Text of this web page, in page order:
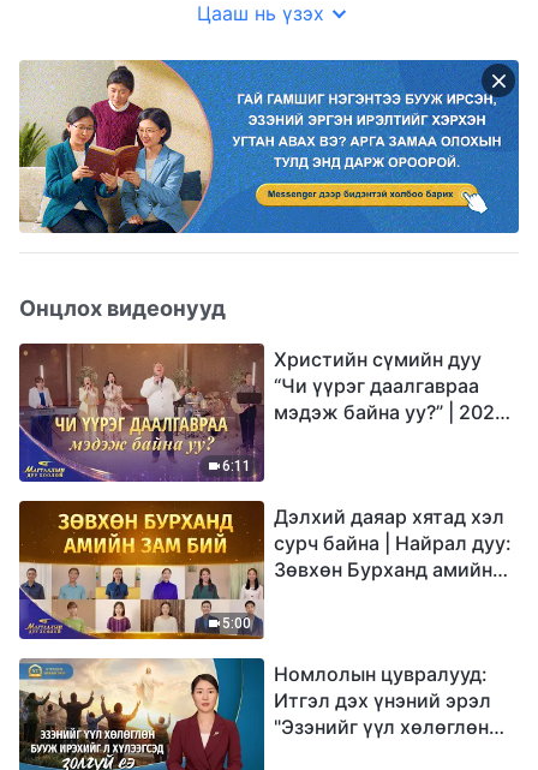
Цааш нь үзэх
Онцлох видеонууд
6:11
Христийн сүмийн дуу
“Чи үүрэг даалгавраа
мэдэж байна уу?” | 2026
5:00
Дэлхий даяар хятад хэл
сурч байна | Найрал дуу:
Зөвхөн Бурханд амийн
Номлолын цувралууд:
Итгэл дэх үнэний эрэл
"Эзэнийг үүл хөлөглөн